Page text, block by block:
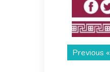
Previous «